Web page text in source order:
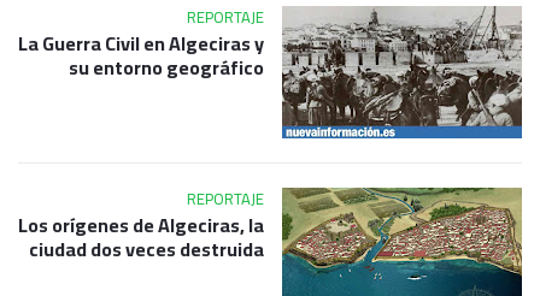
REPORTAJE
La Guerra Civil en Algeciras y
su entorno geográfico
REPORTAJE
Los orígenes de Algeciras, la
ciudad dos veces destruida